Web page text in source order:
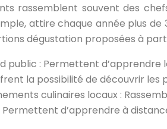
rassemblent souvent des
attire chaque année plus
dégustation proposées à
public : Permettent d’apprendre
la possibilité de découvrir
culinaires locaux :
Permettent d’apprendre à